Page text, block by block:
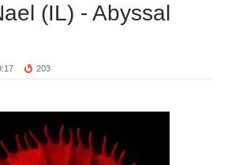
(IL) - Abyssal
203